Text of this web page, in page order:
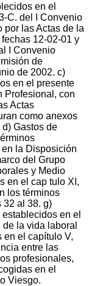
en el
C. del I Convenio
por las Actas de la
12-02-01 y
I Convenio
de
de 2002. c)
en el presente
Profesional, con
Actas
como anexos
Gastos de
la Disposición
del Grupo
y Medio
en el cap tulo XI,
los términos
32 al 38. g)
en el
la vida laboral
en el capítulo V,
entre las
profesionales,
en el
Viesgo.